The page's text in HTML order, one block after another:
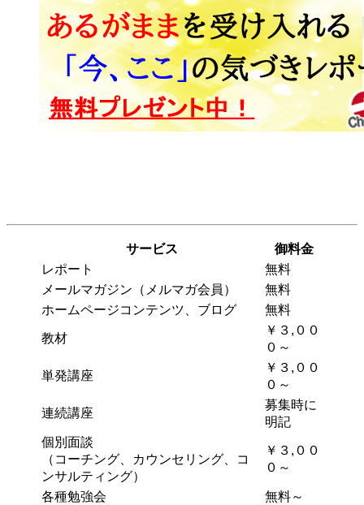
サービス
御料金
レポート
無料
メールマガジン（メルマガ会員）
無料
ホームページコンテンツ、ブログ
無料
教材
￥３,００
０～
単発講座
￥３,００
０～
連続講座
募集時に
明記
個別面談
（コーチング、カウンセリング、コ
ンサルティング）
￥３,００
０～
各種勉強会 無料～